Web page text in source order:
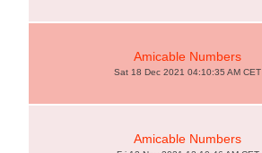
Amicable Numbers
Sat 18 Dec 2021 04:10:35 AM CET
Amicable Numbers